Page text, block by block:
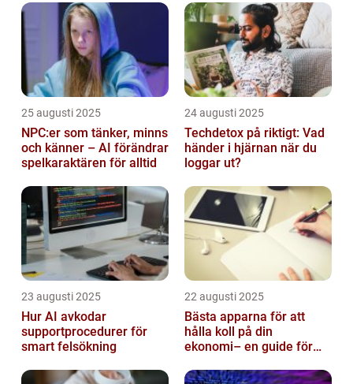
25 augusti 2025
NPC:er som tänker, minns
och känner – AI förändrar
spelkaraktären för alltid
24 augusti 2025
Techdetox på riktigt: Vad
händer i hjärnan när du
loggar ut?
23 augusti 2025
Hur AI avkodar
supportprocedurer för
smart felsökning
22 augusti 2025
Bästa apparna för att
hålla koll på din
ekonomi– en guide för